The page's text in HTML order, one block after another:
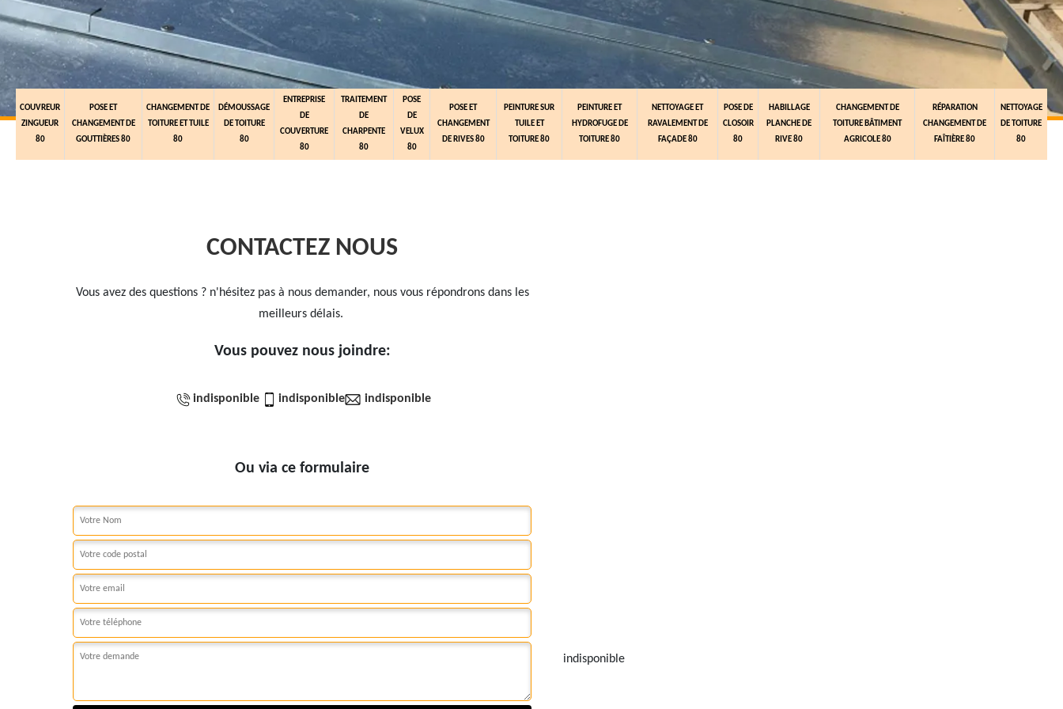
COUVREUR
ZINGUEUR
80
POSE ET
CHANGEMENT DE
GOUTTIÈRES 80
CHANGEMENT DE
TOITURE ET TUILE
80
DÉMOUSSAGE
DE TOITURE
80
ENTREPRISE
DE
COUVERTURE
80
TRAITEMENT
DE
CHARPENTE
80
POSE
DE
VELUX
80
POSE ET
CHANGEMENT
DE RIVES 80
PEINTURE SUR
TUILE ET
TOITURE 80
PEINTURE ET
HYDROFUGE DE
TOITURE 80
NETTOYAGE ET
RAVALEMENT DE
FAÇADE 80
POSE DE
CLOSOIR
80
HABILLAGE
PLANCHE DE
RIVE 80
CHANGEMENT DE
TOITURE BÂTIMENT
AGRICOLE 80
RÉPARATION
CHANGEMENT DE
FAÎTIÈRE 80
NETTOYAGE
DE TOITURE
80
CONTACTEZ NOUS
Vous avez des questions ? n'hésitez pas à nous demander, nous vous répondrons dans les
meilleurs délais.
Vous pouvez nous joindre:
indisponible indisponible indisponible
Ou via ce formulaire
indisponible